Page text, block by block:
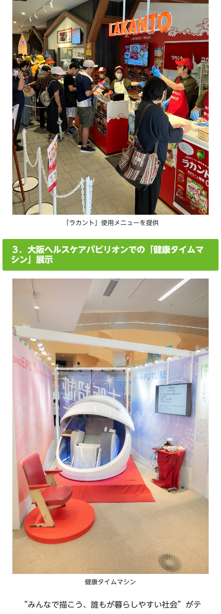
「ラカント」使用メニューを提供
３．大阪ヘルスケアパビリオンでの「健康タイムマ
シン」展示
健康タイムマシン
“みんなで描こう、誰もが暮らしやすい社会”がテ